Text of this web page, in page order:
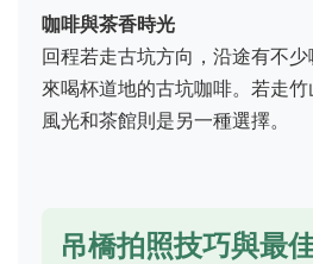
咖啡與茶香時光
回程若走古坑方向，沿途有不
來喝杯道地的古坑咖啡。若走
風光和茶館則是另一種選擇。
吊橋拍照技巧與最